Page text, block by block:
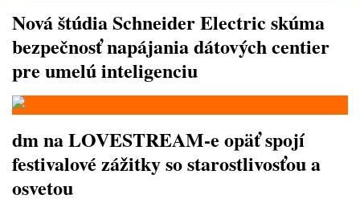
Nová štúdia Schneider Electric skúma
bezpečnosť napájania dátových centier
pre umelú inteligenciu
dm na LOVESTREAM-e opäť spojí
festivalové zážitky so starostlivosťou a
osvetou